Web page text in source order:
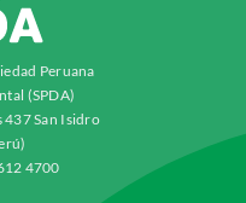
Peruana
(SPDA)
437 San Isidro
4700